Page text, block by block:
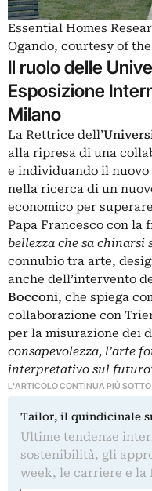
Essential Homes
Ogando, courtesy of
Il ruolo delle
Esposizione
Milano
La Rettrice dell’
alla ripresa di una
e individuando il
nella ricerca di un
economico per
Papa Francesco con la
bellezza che sa chinarsi
connubio tra arte,
anche dell’intervento
Bocconi, che spiega
collaborazione con
per la misurazione dei
consapevolezza, l’arte
interpretativo sul
L'ARTICOLO CONTINUA PIÙ SOTTO
Tailor, il quindicinale
Ultime tendenze
sostenibilità, gli
week, le carriere e la